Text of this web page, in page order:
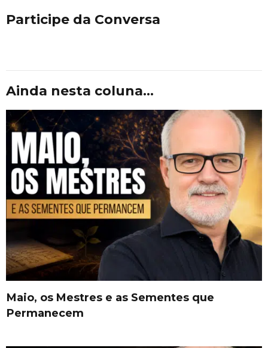
Participe da Conversa
Ainda nesta coluna...
Maio, os Mestres e as Sementes que
Permanecem